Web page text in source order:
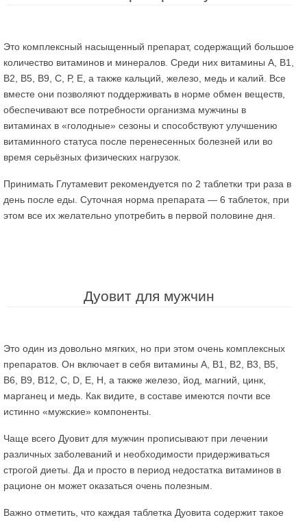
Это комплексный насыщенный препарат, содержащий большое
количество витаминов и минералов. Среди них витамины А, В1,
В2, В5, В9, С, Р, Е, а также кальций, железо, медь и калий. Все
вместе они позволяют поддерживать в норме обмен веществ,
обеспечивают все потребности организма мужчины в
витаминах в «голодные» сезоны и способствуют улучшению
витаминного статуса после перенесенных болезней или во
время серьёзных физических нагрузок.
Принимать Глутамевит рекомендуется по 2 таблетки три раза в
день после еды. Суточная норма препарата — 6 таблеток, при
этом все их желательно употребить в первой половине дня.
Дуовит для мужчин
Это один из довольно мягких, но при этом очень комплексных
препаратов. Он включает в себя витамины А, В1, В2, В3, В5,
В6, В9, В12, С, D, Е, Н, а также железо, йод, магний, цинк,
марганец и медь. Как видите, в составе имеются почти все
истинно «мужские» компоненты.
Чаще всего Дуовит для мужчин прописывают при лечении
различных заболеваний и необходимости придерживаться
строгой диеты. Да и просто в период недостатка витаминов в
рационе он может оказаться очень полезным.
Важно отметить, что каждая таблетка Дуовита содержит такое